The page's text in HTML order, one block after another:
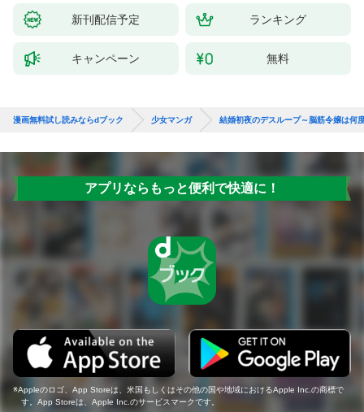
新刊配信予定 ランキング
キャンペーン 無料
漫画無料試し読みならdブック 少女マンガ 結婚初夜のデスループ～脳筋令嬢は何
アプリならもっと便利で快適に！
Appleのロゴ、App Storeは、米国もしくはその他の国や地域におけるApple Inc.の商標で
す。App Storeは、Apple Inc.のサービスマークです。